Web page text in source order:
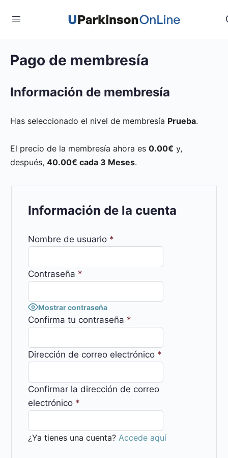
Pago de membresía
Información de membresía
Has seleccionado el nivel de membresía Prueba.
El precio de la membresía ahora es 0.00€ y,
después, 40.00€ cada 3 Meses.
Información de la cuenta
Nombre de usuario *
Contraseña *
Mostrar contraseña
Confirma tu contraseña *
Dirección de correo electrónico *
Confirmar la dirección de correo
electrónico *
¿Ya tienes una cuenta? Accede aquí